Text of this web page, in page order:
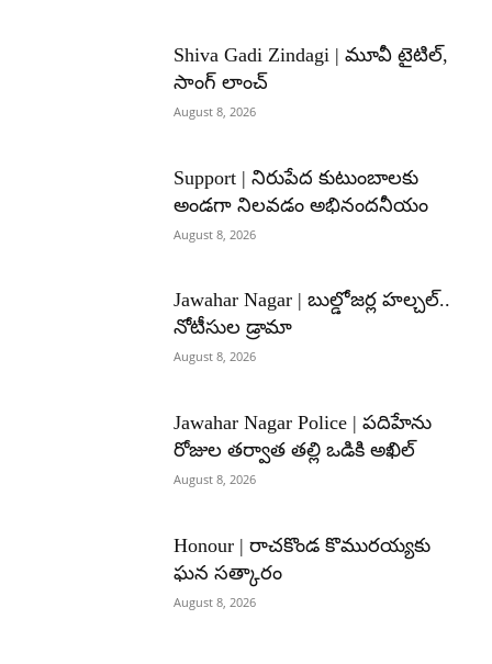
Shiva Gadi Zindagi | మూవీ టైటిల్,
సాంగ్ లాంచ్
August 8, 2026
Support | నిరుపేద కుటుంబాలకు
అండగా నిలవడం అభినందనీయం
August 8, 2026
Jawahar Nagar | బుల్డోజర్ల హల్చల్..
నోటీసుల డ్రామా
August 8, 2026
Jawahar Nagar Police | పదిహేను
రోజుల తర్వాత తల్లి ఒడికి అఖిల్
August 8, 2026
Honour | రాచకొండ కొమురయ్యకు
ఘన సత్కారం
August 8, 2026